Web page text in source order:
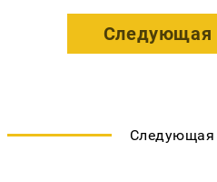
Следующая
Следующая